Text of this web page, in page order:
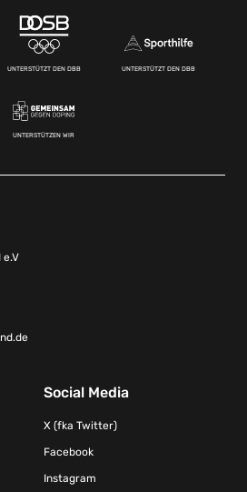
UNTERSTÜTZT DEN DBB UNTERSTÜTZT DEN DBB
UNTERSTÜTZEN WIR
e.V
Social Media
X (fka Twitter)
Facebook
Instagram